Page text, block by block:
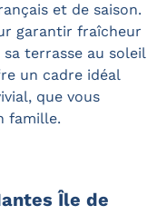
et de saison.
garantir fraîcheur
terrasse au soleil
un cadre idéal
que vous
famille.
Île de